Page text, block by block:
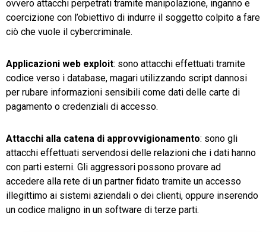
ovvero attacchi perpetrati tramite manipolazione, inganno e
coercizione con l’obiettivo di indurre il soggetto colpito a fare
ciò che vuole il cybercriminale.
Applicazioni web exploit: sono attacchi effettuati tramite
codice verso i database, magari utilizzando script dannosi
per rubare informazioni sensibili come dati delle carte di
pagamento o credenziali di accesso.
Attacchi alla catena di approvvigionamento: sono gli
attacchi effettuati servendosi delle relazioni che i dati hanno
con parti esterni. Gli aggressori possono provare ad
accedere alla rete di un partner fidato tramite un accesso
illegittimo ai sistemi aziendali o dei clienti, oppure inserendo
un codice maligno in un software di terze parti.